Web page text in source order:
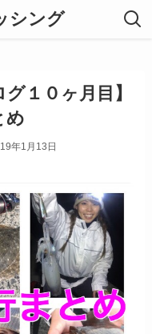
シング
１０ヶ月目】
め
年1月13日